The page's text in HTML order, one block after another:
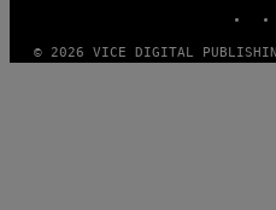
© 2026 VICE DIGITAL